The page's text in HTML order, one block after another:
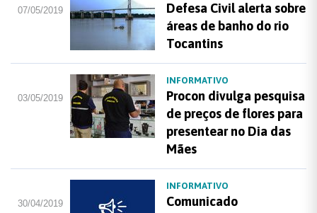
07/05/2019
Defesa Civil alerta sobre
áreas de banho do rio
Tocantins
03/05/2019
INFORMATIVO
Procon divulga pesquisa
de preços de flores para
presentear no Dia das
Mães
30/04/2019
INFORMATIVO
Comunicado